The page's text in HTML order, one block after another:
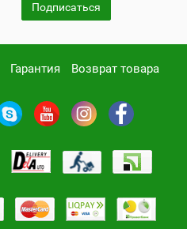
Подписаться
Гарантия Возврат товара